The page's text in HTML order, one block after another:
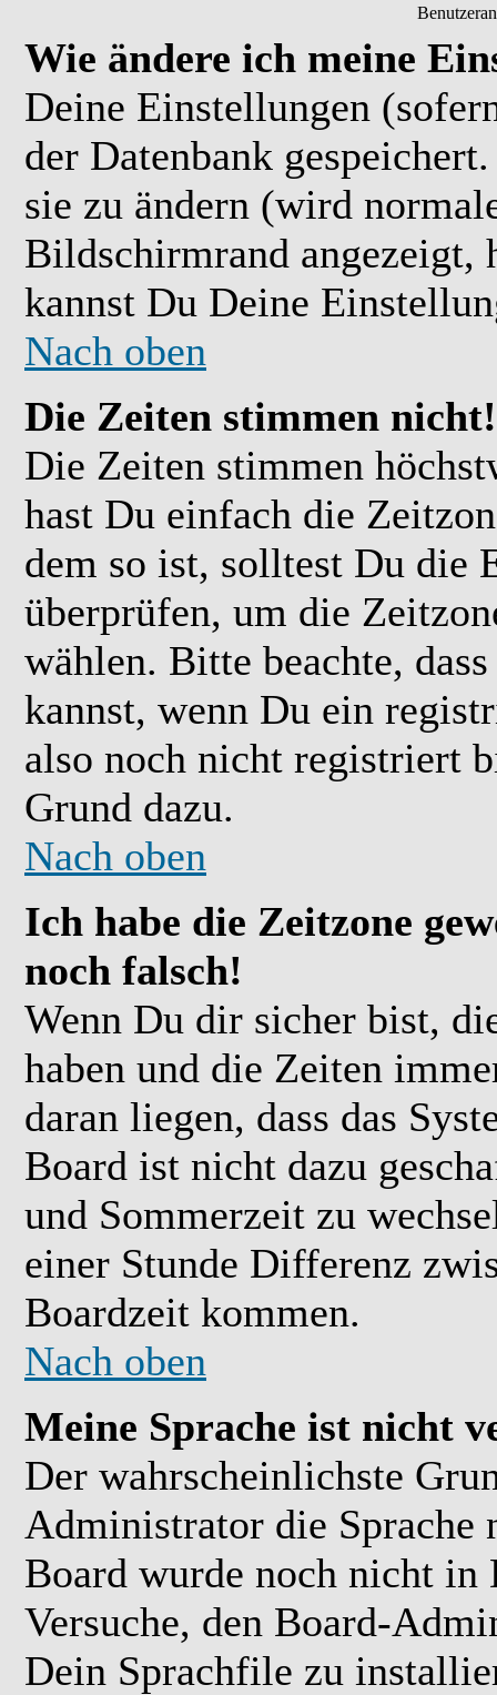
Wie ändere ich meine
Deine Einstellungen
der Datenbank
sie zu ändern (wird
Bildschirmrand angezeigt,
kannst Du Deine
Nach oben
Die Zeiten stimmen nicht!
Die Zeiten stimmen
hast Du einfach die
dem so ist, solltest Du die
überprüfen, um die
wählen. Bitte beachte,
kannst, wenn Du ein
also noch nicht registriert
Grund dazu.
Nach oben
Ich habe die Zeitzone
noch falsch!
Wenn Du dir sicher bist,
haben und die Zeiten
daran liegen, dass das
Board ist nicht dazu
und Sommerzeit zu
einer Stunde Differenz
Boardzeit kommen.
Nach oben
Meine Sprache ist nicht
Der wahrscheinlichste
Administrator die Sprache
Board wurde noch nicht in
Versuche, den Board-
Dein Sprachfile zu